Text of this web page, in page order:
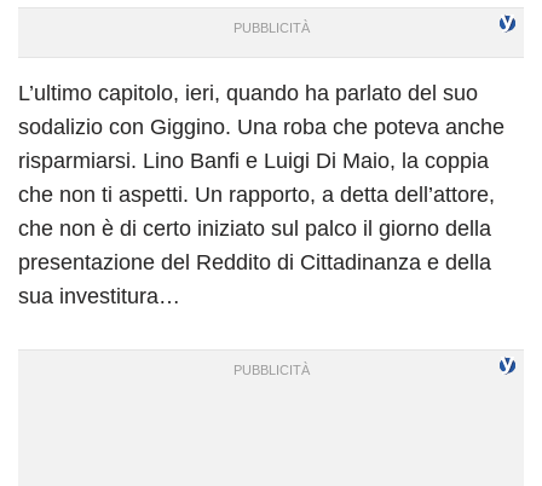
L’ultimo capitolo, ieri, quando ha parlato del suo
sodalizio con Giggino. Una roba che poteva anche
risparmiarsi. Lino Banfi e Luigi Di Maio, la coppia
che non ti aspetti. Un rapporto, a detta dell’attore,
che non è di certo iniziato sul palco il giorno della
presentazione del Reddito di Cittadinanza e della
sua investitura…